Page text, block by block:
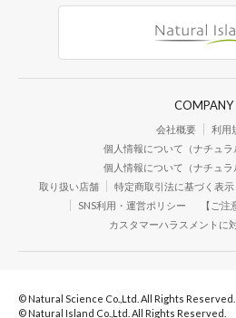
COMPANY
会社概要
利用
個人情報について（ナチュラ
個人情報について（ナチュラ
取り扱い店舗
特定商取引法に基づく表示
SNS利用・運営ポリシー
【ご
カスタマーハラスメントに
© Natural Science Co.,Ltd. All Rights Reserved.
© Natural Island Co.,Ltd. All Rights Reserved.